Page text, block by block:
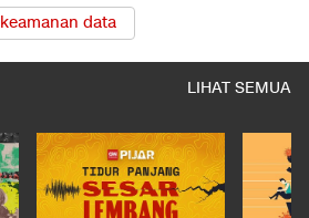
keamanan data
LIHAT SEMUA